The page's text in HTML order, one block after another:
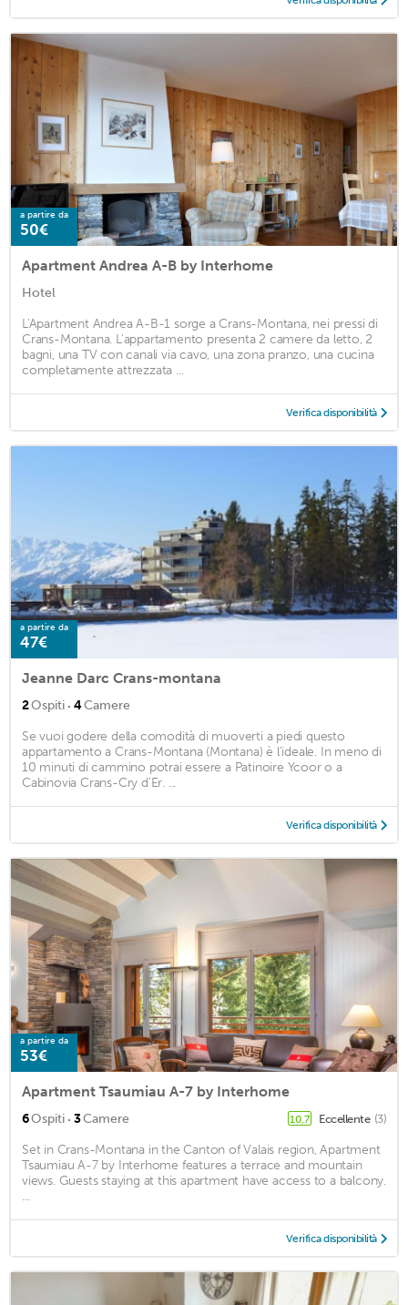
a partire da
50€
Apartment Andrea A-B by Interhome
Hotel
L'Apartment Andrea A-B-1 sorge a Crans-Montana, nei pressi di
Crans-Montana. L'appartamento presenta 2 camere da letto, 2
bagni, una TV con canali via cavo, una zona pranzo, una cucina
completamente attrezzata ...
Verifica disponibilità
a partire da
47€
Jeanne Darc Crans-montana
2Ospiti · 4Camere
Se vuoi godere della comodità di muoverti a piedi questo
appartamento a Crans-Montana (Montana) è l'ideale. In meno di
10 minuti di cammino potrai essere a Patinoire Ycoor o a
Cabinovia Crans-Cry d'Er. ...
Verifica disponibilità
a partire da
53€
Apartment Tsaumiau A-7 by Interhome
6Ospiti · 3Camere 10,7 Eccellente (3)
Set in Crans-Montana in the Canton of Valais region, Apartment
Tsaumiau A-7 by Interhome features a terrace and mountain
views. Guests staying at this apartment have access to a balcony.
...
Verifica disponibilità